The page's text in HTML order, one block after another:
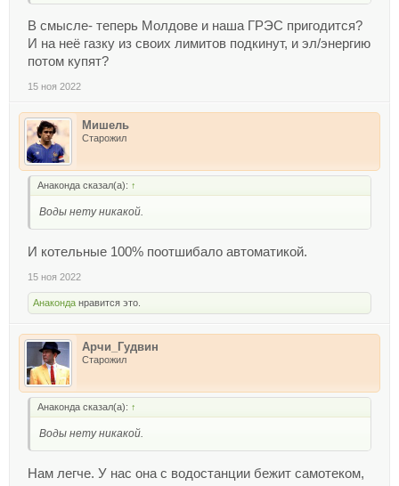
В смысле- теперь Молдове и наша ГРЭС пригодится?
И на неё газку из своих лимитов подкинут, и эл/энергию
потом купят?
15 ноя 2022
Мишель
Старожил
Анаконда сказал(а): ↑
Воды нету никакой.
И котельные 100% поотшибало автоматикой.
15 ноя 2022
Анаконда нравится это.
Арчи_Гудвин
Старожил
Анаконда сказал(а): ↑
Воды нету никакой.
Нам легче. У нас она с водостанции бежит самотеком,